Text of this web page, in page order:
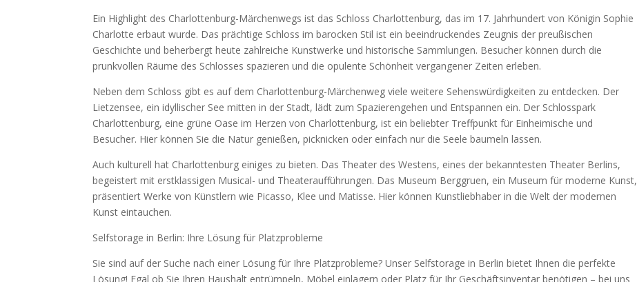
Ein Highlight des Charlottenburg-Märchenwegs ist das Schloss Charlottenburg, das im 17. Jahrhundert von Königin Sophie
Charlotte erbaut wurde. Das prächtige Schloss im barocken Stil ist ein beeindruckendes Zeugnis der preußischen
Geschichte und beherbergt heute zahlreiche Kunstwerke und historische Sammlungen. Besucher können durch die
prunkvollen Räume des Schlosses spazieren und die opulente Schönheit vergangener Zeiten erleben.
Neben dem Schloss gibt es auf dem Charlottenburg-Märchenweg viele weitere Sehenswürdigkeiten zu entdecken. Der
Lietzensee, ein idyllischer See mitten in der Stadt, lädt zum Spazierengehen und Entspannen ein. Der Schlosspark
Charlottenburg, eine grüne Oase im Herzen von Charlottenburg, ist ein beliebter Treffpunkt für Einheimische und
Besucher. Hier können Sie die Natur genießen, picknicken oder einfach nur die Seele baumeln lassen.
Auch kulturell hat Charlottenburg einiges zu bieten. Das Theater des Westens, eines der bekanntesten Theater Berlins,
begeistert mit erstklassigen Musical- und Theateraufführungen. Das Museum Berggruen, ein Museum für moderne Kunst,
präsentiert Werke von Künstlern wie Picasso, Klee und Matisse. Hier können Kunstliebhaber in die Welt der modernen
Kunst eintauchen.
Selfstorage in Berlin: Ihre Lösung für Platzprobleme
Sie sind auf der Suche nach einer Lösung für Ihre Platzprobleme? Unser Selfstorage in Berlin bietet Ihnen die perfekte
Lösung! Egal ob Sie Ihren Haushalt entrümpeln, Möbel einlagern oder Platz für Ihr Geschäftsinventar benötigen – bei uns